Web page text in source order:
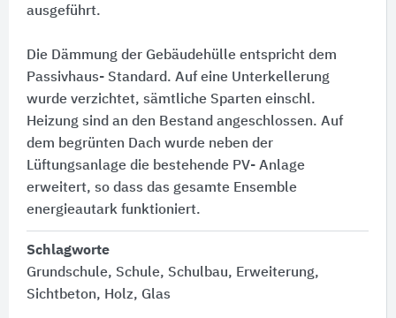
ausgeführt.
Die Dämmung der Gebäudehülle entspricht dem
Passivhaus- Standard. Auf eine Unterkellerung
wurde verzichtet, sämtliche Sparten einschl.
Heizung sind an den Bestand angeschlossen. Auf
dem begrünten Dach wurde neben der
Lüftungsanlage die bestehende PV- Anlage
erweitert, so dass das gesamte Ensemble
energieautark funktioniert.
Schlagworte
Grundschule, Schule, Schulbau, Erweiterung,
Sichtbeton, Holz, Glas